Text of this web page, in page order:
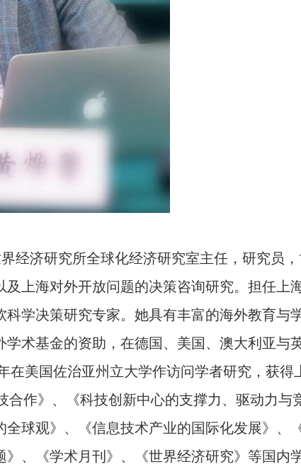
经济研究所全球化经济研究室主任，研究员
上海对外开放问题的决策咨询研究。担任上
学决策研究专家。她具有丰富的海外教育与
术基金的资助，在德国、美国、澳大利亚与
在美国佐治亚州立大学作访问学者研究，获得
合作》、《科技创新中心的支撑力、驱动力与
球观》、《信息技术产业的国际化发展》、
、《学术月刊》、《世界经济研究》等国内